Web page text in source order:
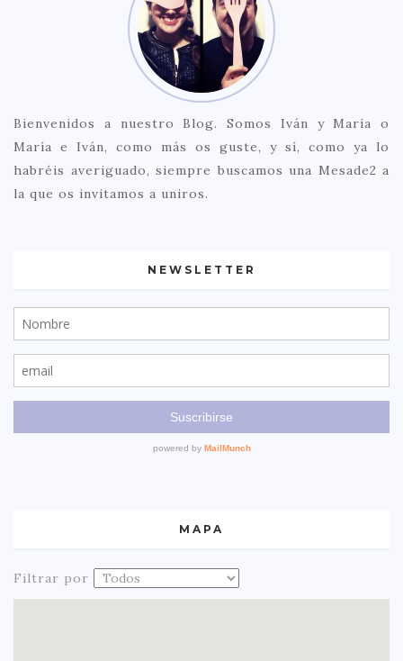
Bienvenidos a nuestro Blog. Somos Iván y María o
María e Iván, como más os guste, y sí, como ya lo
habréis averiguado, siempre buscamos una Mesade2 a
la que os invitamos a uniros.
NEWSLETTER
MAPA
Filtrar por